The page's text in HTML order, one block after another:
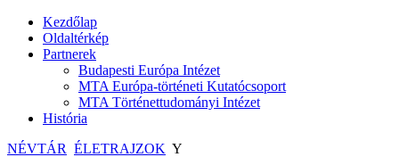
Kezdőlap
Oldaltérkép
Partnerek
Budapesti Európa Intézet
MTA Európa-történeti Kutatócsoport
MTA Történettudományi Intézet
História
NÉVTÁR ÉLETRAJZOK Y